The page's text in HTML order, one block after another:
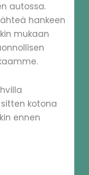
autossa.
hankeen
mukaan
kotona
ennen